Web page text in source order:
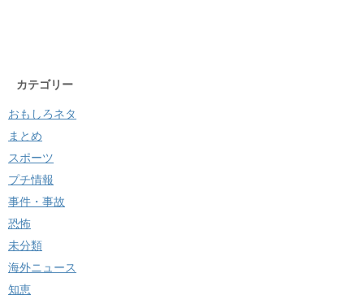
カテゴリー
おもしろネタ
まとめ
スポーツ
プチ情報
事件・事故
恐怖
未分類
海外ニュース
知恵